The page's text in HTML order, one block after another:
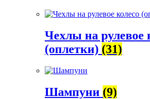
Чехлы на рулевое
(оплетки) (31)
Шампуни (9)